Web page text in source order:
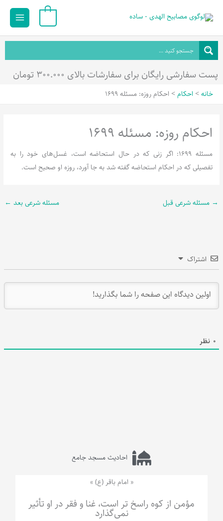
محتوا
Main
پست سفارشی رایگان برای سفارشات بالای ۳۰۰.۰۰۰ تومان
خانه احکام احکام روزه: مسئله 1699
احکام روزه: مسئله 1699
مسئله 1699: اگر زنی که در حال استحاضه است، غسل‌های خود را به
تفصیلی که در احکام استحاضه گفته شد به جا آورد، روزه او صحیح است.
→ مسئله شرعی قبل مسئله شرعی بعد ←
اشتراک
0 نظر
احادیث مسجد جامع
« امام باقر (ع) »
مؤمن از کوه راسخ تر است، غنا و فقر در او تأثیر
نمی‌گذارد